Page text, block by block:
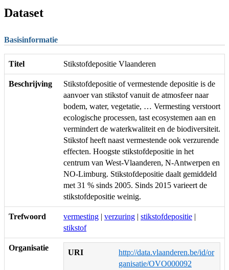
Dataset
Basisinformatie
Titel Stikstofdepositie Vlaanderen
Beschrijving
Stikstofdepositie of vermestende depositie is de
aanvoer van stikstof vanuit de atmosfeer naar
bodem, water, vegetatie, … Vermesting verstoort
ecologische processen, tast ecosystemen aan en
vermindert de waterkwaliteit en de biodiversiteit.
Stikstof heeft naast vermestende ook verzurende
effecten. Hoogste stikstofdepositie in het
centrum van West-Vlaanderen, N-Antwerpen en
NO-Limburg. Stikstofdepositie daalt gemiddeld
met 31 % sinds 2005. Sinds 2015 varieert de
stikstofdepositie weinig.
Trefwoord vermesting | verzuring | stikstofdepositie |
stikstof
Organisatie
URI
http://data.vlaanderen.be/id/or
ganisatie/OVO000092